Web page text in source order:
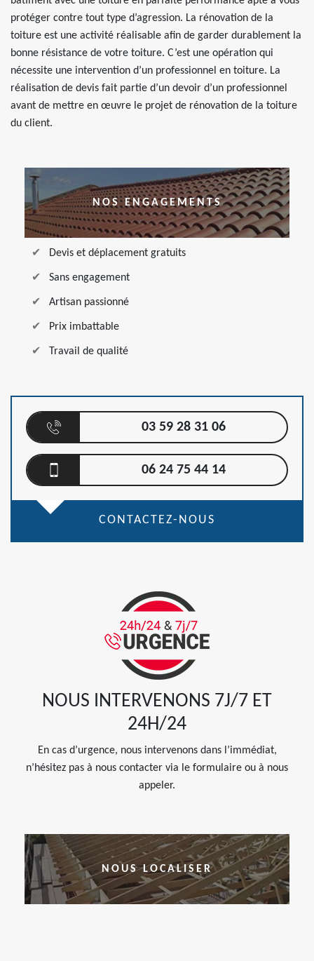
protéger contre tout type d’agression. La rénovation de la
toiture est une activité réalisable afin de garder durablement la
bonne résistance de votre toiture. C’est une opération qui
nécessite une intervention d’un professionnel en toiture. La
réalisation de devis fait partie d’un devoir d’un professionnel
avant de mettre en œuvre le projet de rénovation de la toiture
du client.
NOS ENGAGEMENTS
Devis et déplacement gratuits
Sans engagement
Artisan passionné
Prix imbattable
Travail de qualité
03 59 28 31 06
06 24 75 44 14
CONTACTEZ-NOUS
NOUS INTERVENONS 7J/7 ET
24H/24
En cas d’urgence, nous intervenons dans l’immédiat,
n’hésitez pas à nous contacter via le formulaire ou à nous
appeler.
NOUS LOCALISER